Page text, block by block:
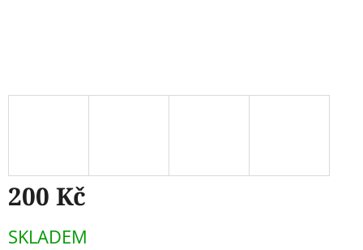
200 Kč
cena:
SKLADEM